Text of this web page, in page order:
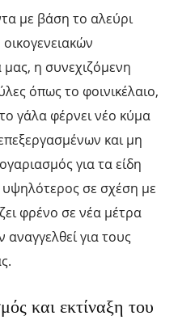
με βάση το αλεύρι
η συνεχιζόμενη
όπως το φοινικέλαιο,
γάλα φέρνει νέο κύμα
και μη
για τα είδη
υψηλότερος σε σχέση με
φρένο σε νέα μέτρα
για τους
και εκτίναξη του